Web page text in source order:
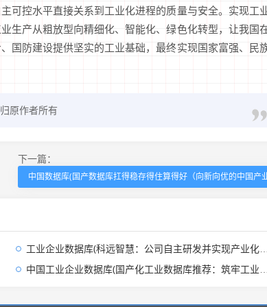
可控水平直接关系到工业化进程的质量与安全。实现工
生产从粗放型向精细化、智能化、绿色化转型，让我国
国防建设提供坚实的工业基础，最终实现国家富强、民
原作者所有
下一篇：
中国数据库(国产数据库扛得稳存得住算得好（向新向优的中国产
工业企业数据库(科远智慧：公司自主研发并实现产业化推广的SyncBase实时数据库已经在数千家工业企业取得广泛应用)
中国工业企业数据库(国产化工业数据库推荐：筑牢工业数字化的 “自主数据底座”)